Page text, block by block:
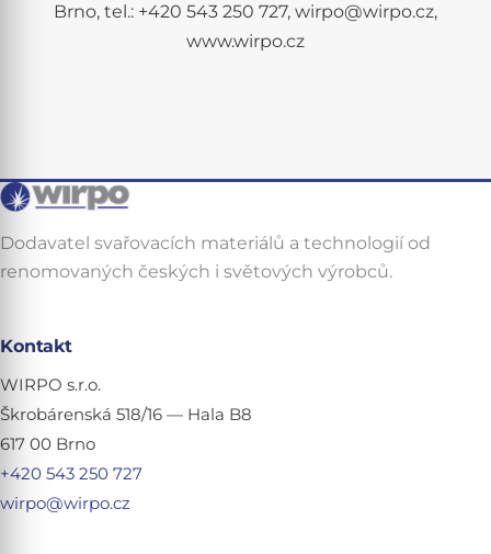
Brno, tel.: +420 543 250 727, wirpo@wirpo.cz,
www.wirpo.cz
Dodavatel svařovacích materiálů a technologií od
renomovaných českých i světových výrobců.
Kontakt
WIRPO s.r.o.
Škrobárenská 518/16 — Hala B8
617 00 Brno
+420 543 250 727
wirpo@wirpo.cz